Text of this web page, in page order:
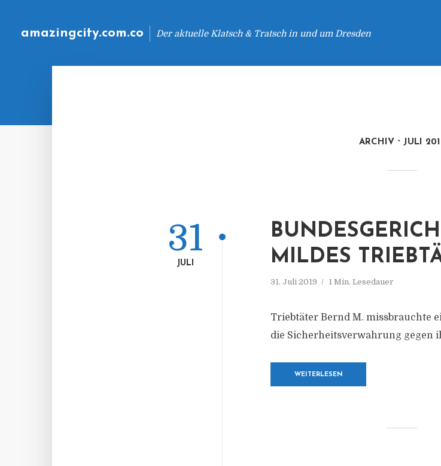
amazingcity.com.co Der aktuelle Klatsch & Tratsch in und um Dresden
ARCHIV JULI
MILDES
31. Juli 2019 1 Min. Lesedauer
31
JULI
Triebtäter Bernd M. missbrauchte
die Sicherheitsverwahrung gegen
WEITERLESEN